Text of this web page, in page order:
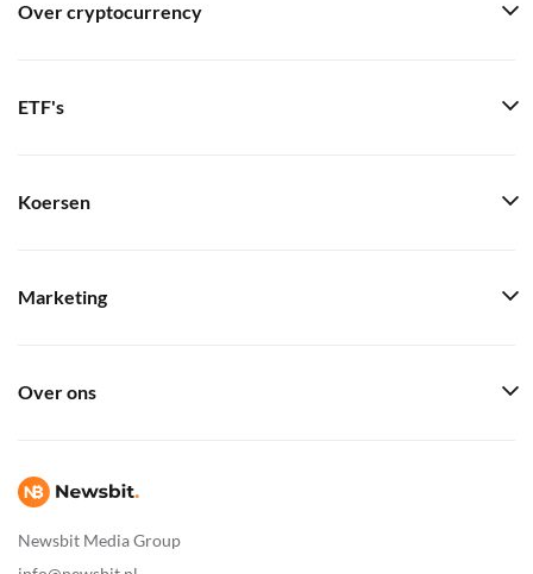
Newsbit Media Group
Over cryptocurrency
ETF's
Koersen
Marketing
Over ons